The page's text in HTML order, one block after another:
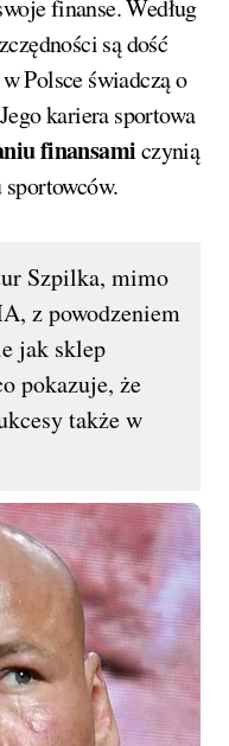
finanse. Według
są dość
Polsce świadczą o
kariera sportowa
finansamiczynią
Szpilka, mimo
z powodzeniem
jak sklep
pokazuje, że
także w